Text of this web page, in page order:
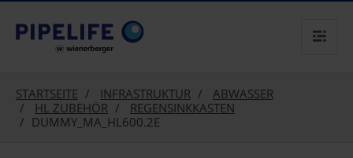
text.skipToContent
text.skipToNavigation
STARTSEITE INFRASTRUKTUR
ABWASSER
HL ZUBEHÖR
REGENSINKKASTEN
DUMMY_MA_HL600.2E